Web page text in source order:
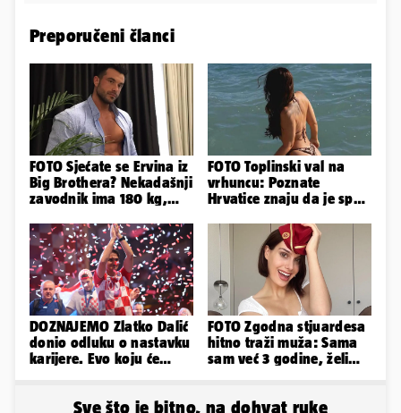
Preporučeni članci
FOTO Sjećate se Ervina iz
Big Brothera? Nekadašnji
zavodnik ima 180 kg,
FOTO Toplinski val na
vrhuncu: Poznate
Hrvatice znaju da je spas
DOZNAJEMO Zlatko Dalić
donio odluku o nastavku
karijere. Evo koju će
FOTO Zgodna stjuardesa
hitno traži muža: Sama
sam već 3 godine, želim
Sve što je bitno, na dohvat ruke